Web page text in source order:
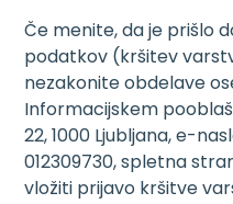
Če menite, da je prišlo
podatkov (kršitev
nezakonite obdelave
Informacijskem
22, 1000 Ljubljana, e-
012309730, spletna
vložiti prijavo kršitve